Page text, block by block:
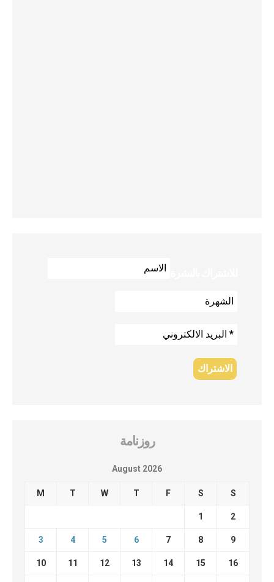
روزنامة
August 2026
M T W T F S S
1 2
3 4 5 6 7 8 9
10 11 12 13 14 15 16